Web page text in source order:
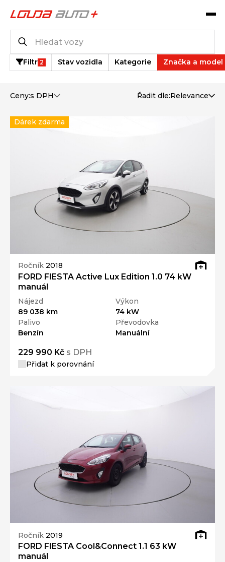
Filtr 2 Stav vozidla Kategorie Značka a model
Ceny:s DPH Řadit dle:Relevance
Ročník 2018
FORD FIESTA Active Lux Edition 1.0 74 kW
manuál
Nájezd
89 038 km
Výkon
74 kW
Palivo
Benzín
Převodovka
Manuální
229 990 Kč s DPH
Přidat k porovnání
Dárek zdarma
Ročník 2019
FORD FIESTA Cool&Connect 1.1 63 kW
manuál